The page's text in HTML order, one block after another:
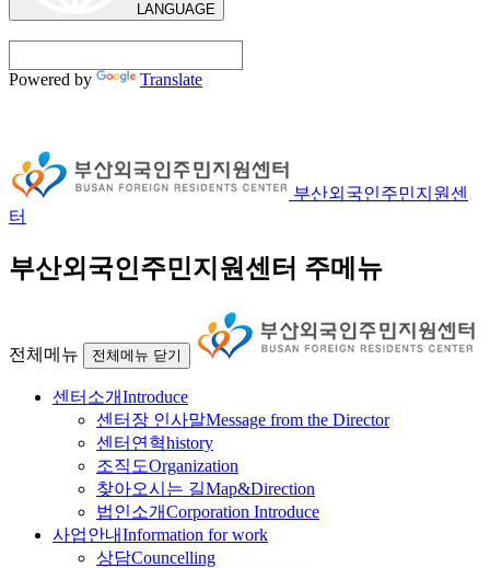
LANGUAGE
Powered by Translate
부산외국인주민지원센
터
부산외국인주민지원센터 주메뉴
전체메뉴 전체메뉴 닫기
센터소개Introduce
센터장 인사말Message from the Director
센터연혁history
조직도Organization
찾아오시는 길Map&Direction
법인소개Corporation Introduce
사업안내Information for work
상담Councelling